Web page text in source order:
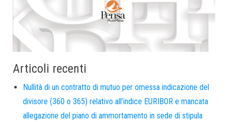
Articoli recenti
Nullità di un contratto di mutuo per omessa indicazione del
divisore (360 o 365) relativo all’indice EURIBOR e mancata
allegazione del piano di ammortamento in sede di stipula